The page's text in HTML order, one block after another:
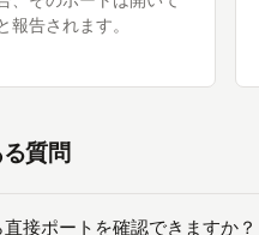
報告されます。
質問
直接ポートを確認できますか？